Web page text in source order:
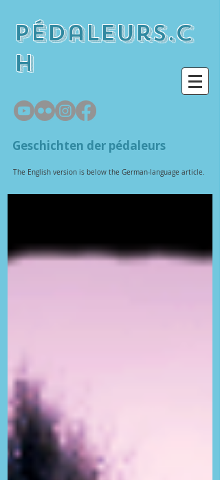
pédaleurs.c
h
Geschichten der pédaleurs
The English version is below the German-language article.